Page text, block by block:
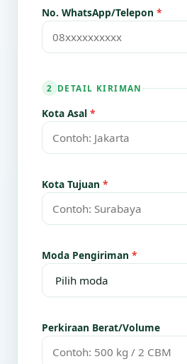
No. WhatsApp/Telepon *
2 DETAIL KIRIMAN
Kota Asal *
Kota Tujuan *
Moda Pengiriman *
Perkiraan Berat/Volume